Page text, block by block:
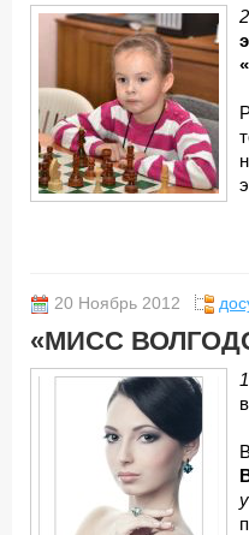
20 Ноябрь 2012
«МИСС